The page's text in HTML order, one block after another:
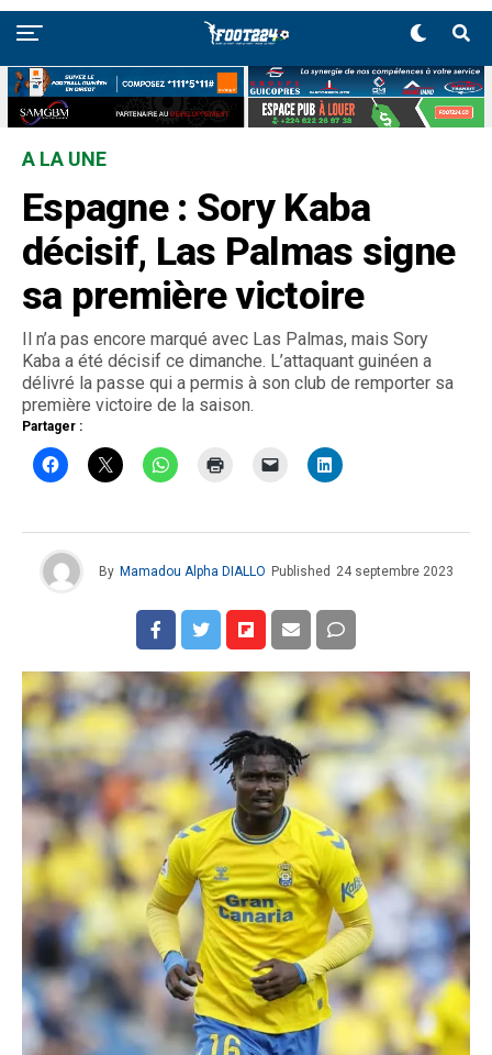
A LA UNE
Espagne : Sory Kaba
décisif, Las Palmas signe
sa première victoire
Il n’a pas encore marqué avec Las Palmas, mais Sory
Kaba a été décisif ce dimanche. L’attaquant guinéen a
délivré la passe qui a permis à son club de remporter sa
première victoire de la saison.
Partager :
By Mamadou Alpha DIALLO Published 24 septembre 2023